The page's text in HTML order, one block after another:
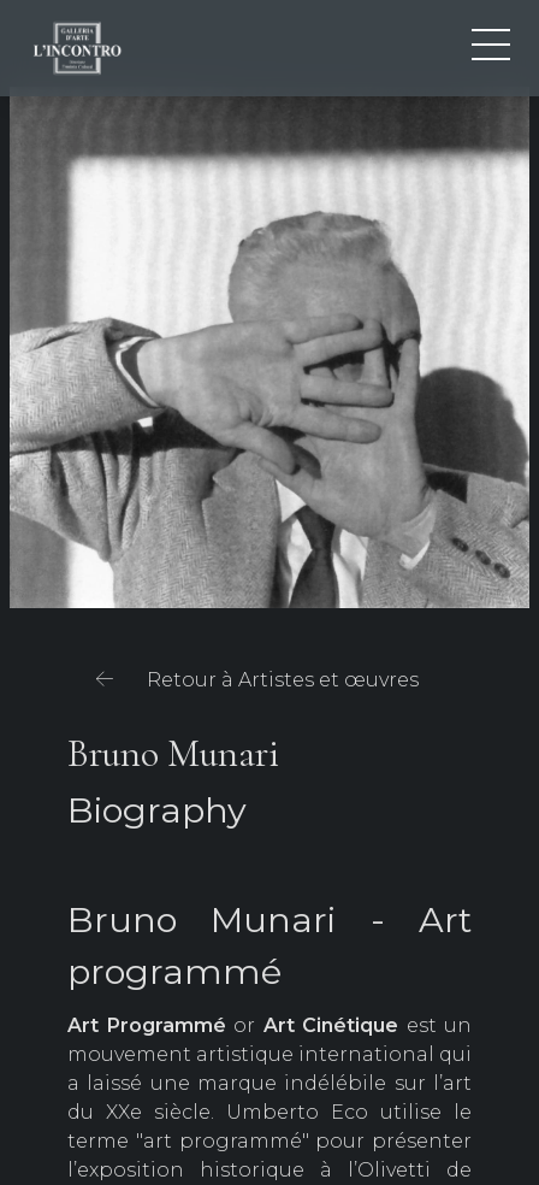
EN
NEWS ED EVENTS
Retour à Artistes et œuvres
Bruno Munari
Biography
Bruno Munari - Art
programmé
Art Programmé or Art Cinétique est un
mouvement artistique international qui
a laissé une marque indélébile sur l’art
du XXe siècle. Umberto Eco utilise le
terme "art programmé" pour présenter
l’exposition historique à l’Olivetti de